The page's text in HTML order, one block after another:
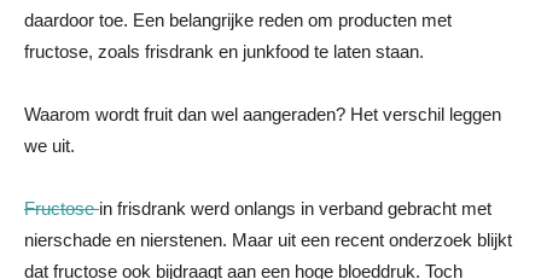
daardoor toe. Een belangrijke reden om producten met
fructose, zoals frisdrank en junkfood te laten staan.
Waarom wordt fruit dan wel aangeraden? Het verschil leggen
we uit.
Fructosein frisdrank werd onlangs in verband gebracht met
nierschade en nierstenen. Maar uit een recent onderzoek blijkt
dat fructose ook bijdraagt aan een hoge bloeddruk. Toch